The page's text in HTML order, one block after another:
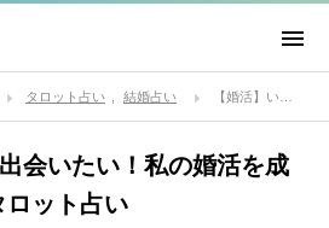
タロット占い 結婚占い
会いたい！私の婚活を成
ット占い